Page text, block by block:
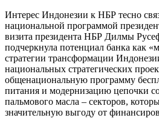
Интерес Индонезии к НБР тесно
национальной программой
визита президента НБР Дилмы
подчеркнула потенциал банка как
стратегии трансформации
национальных стратегических
общенациональную программу
питания и модернизацию цепочки
пальмового масла – секторов,
значительную выгоду от